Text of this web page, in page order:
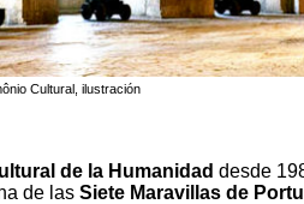
Cultural, ilustración
de la Humanidad desde
de las Siete Maravillas de